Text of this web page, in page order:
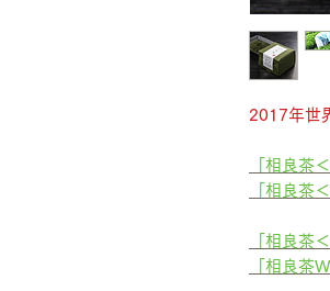
2017年世
「相良茶
「相良茶
「相良茶
「相良茶